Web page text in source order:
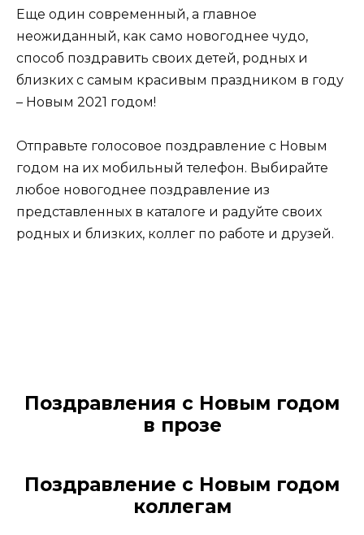
Еще один современный, а главное
неожиданный, как само новогоднее чудо,
способ поздравить своих детей, родных и
близких с самым красивым праздником в году
– Новым 2021 годом!
Отправьте голосовое поздравление с Новым
годом на их мобильный телефон. Выбирайте
любое новогоднее поздравление из
представленных в каталоге и радуйте своих
родных и близких, коллег по работе и друзей.
Поздравления с Новым годом
в прозе
Поздравление с Новым годом
коллегам